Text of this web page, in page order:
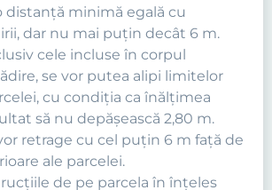
distanţă minimă egală cu
dar nu mai puţin decât 6 m.
cele incluse în corpul
se vor putea alipi limitelor
cu condiţia ca înălţimea
să nu depăşească 2,80 m.
retrage cu cel puţin 6 m faţă de
ale parcelei.
de pe parcela în înţeles